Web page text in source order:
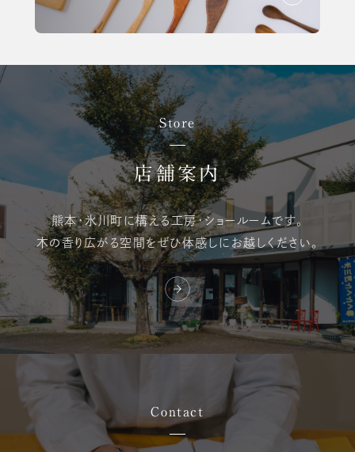
Store
店舗案内
熊本・氷川町に構える工房・ショールームです。
木の香り広がる空間をぜひ体感しにお越しください。
Contact